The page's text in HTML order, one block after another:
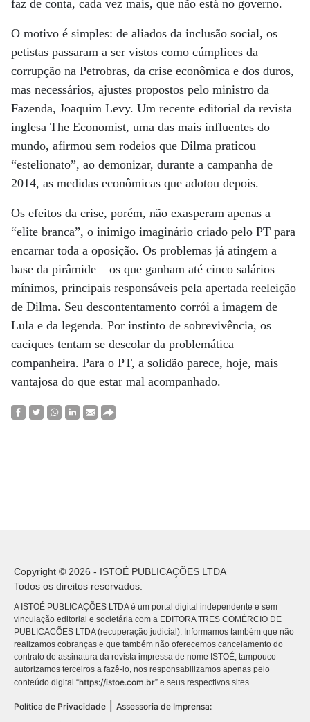
faz de conta, cada vez mais, que não está no governo.
O motivo é simples: de aliados da inclusão social, os
petistas passaram a ser vistos como cúmplices da
corrupção na Petrobras, da crise econômica e dos duros,
mas necessários, ajustes propostos pelo ministro da
Fazenda, Joaquim Levy. Um recente editorial da revista
inglesa The Economist, uma das mais influentes do
mundo, afirmou sem rodeios que Dilma praticou
“estelionato”, ao demonizar, durante a campanha de
2014, as medidas econômicas que adotou depois.
Os efeitos da crise, porém, não exasperam apenas a
“elite branca”, o inimigo imaginário criado pelo PT para
encarnar toda a oposição. Os problemas já atingem a
base da pirâmide – os que ganham até cinco salários
mínimos, principais responsáveis pela apertada reeleição
de Dilma. Seu descontentamento corrói a imagem de
Lula e da legenda. Por instinto de sobrevivência, os
caciques tentam se descolar da problemática
companheira. Para o PT, a solidão parece, hoje, mais
vantajosa do que estar mal acompanhado.
Copyright © 2026 - ISTOÉ PUBLICAÇÕES LTDA
Todos os direitos reservados.
A ISTOÉ PUBLICAÇÕES LTDA é um portal digital independente e sem
vinculação editorial e societária com a EDITORA TRES COMÉRCIO DE
PUBLICACÕES LTDA (recuperação judicial). Informamos também que não
realizamos cobranças e que também não oferecemos cancelamento do
contrato de assinatura da revista impressa de nome ISTOÉ, tampouco
autorizamos terceiros a fazê-lo, nos responsabilizamos apenas pelo
conteúdo digital “https://istoe.com.br” e seus respectivos sites.
Política de Privacidade
Assessoria de Imprensa: